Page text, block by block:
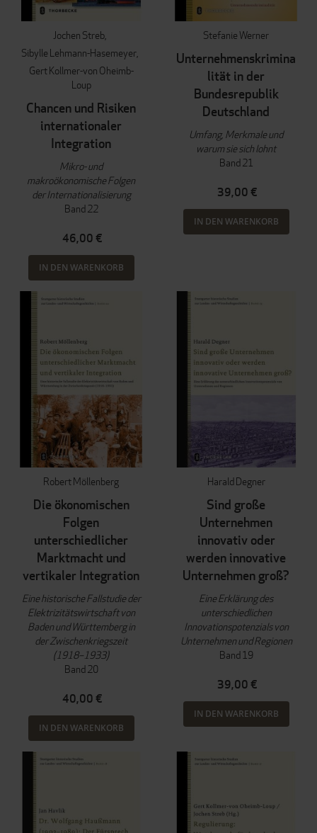
Jochen Streb
Sibylle Lehmann-Hasemeyer
Gert Kollmer-von Oheimb-
Loup
Chancen und Risiken
internationaler
Integration
Mikro- und
makroökonomische Folgen
der Internationalisierung
Band 22
46,00 €
IN DEN WARENKORB
Stefanie Werner
Unternehmenskrimina
lität in der
Bundesrepublik
Deutschland
Umfang, Merkmale und
warum sie sich lohnt
Band 21
39,00 €
IN DEN WARENKORB
Robert Möllenberg
Die ökonomischen
Folgen
unterschiedlicher
Marktmacht und
vertikaler Integration
Eine historische Fallstudie der
Elektrizitätswirtschaft von
Baden und Württemberg in
der Zwischenkriegszeit
(1918–1933)
Band 20
40,00 €
IN DEN WARENKORB
Harald Degner
Sind große
Unternehmen
innovativ oder
werden innovative
Unternehmen groß?
Eine Erklärung des
unterschiedlichen
Innovationspotenzials von
Unternehmen und Regionen
Band 19
39,00 €
IN DEN WARENKORB